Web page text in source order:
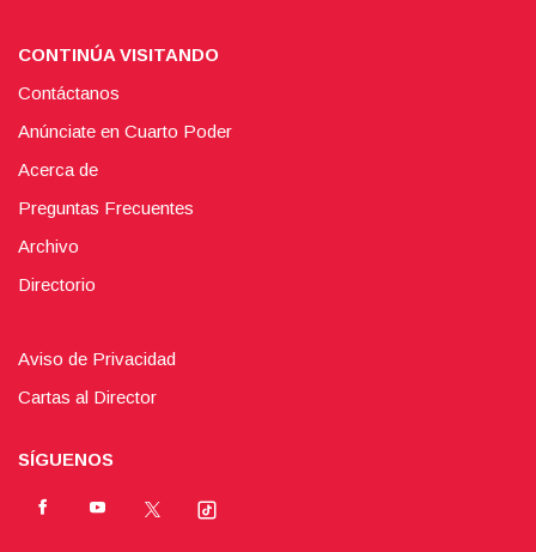
CONTINÚA VISITANDO
Contáctanos
Anúnciate en Cuarto Poder
Acerca de
Preguntas Frecuentes
Archivo
Directorio
Aviso de Privacidad
Cartas al Director
SÍGUENOS